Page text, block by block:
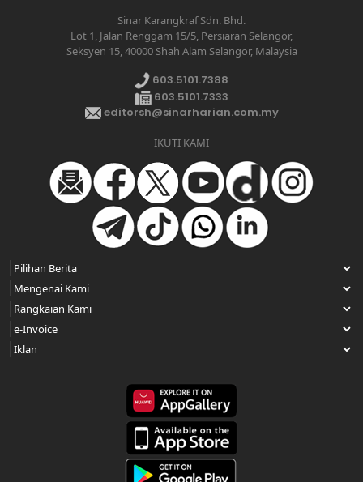
Sinar Karangkraf Sdn. Bhd.
Lot 1, Jalan Renggam 15/5, Persiaran Selangor,
Seksyen 15, 40000 Shah Alam Selangor, Malaysia
603.5101.7388
603.5101.7333
editorsh@sinarharian.com.my
IKUTI KAMI